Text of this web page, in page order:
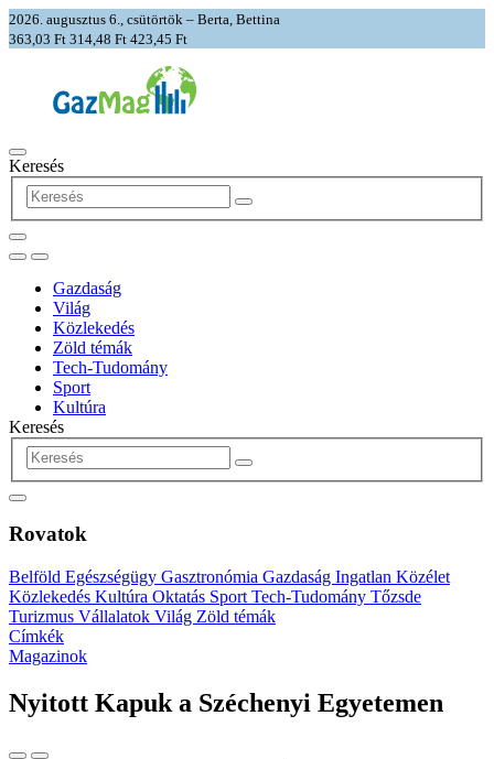
2026. augusztus 6., csütörtök – Berta, Bettina
363,03 Ft 314,48 Ft 423,45 Ft
Keresés
Gazdaság
Világ
Közlekedés
Zöld témák
Tech-Tudomány
Sport
Kultúra
Keresés
Rovatok
Belföld Egészségügy Gasztronómia Gazdaság Ingatlan Közélet
Közlekedés Kultúra Oktatás Sport Tech-Tudomány Tőzsde
Turizmus Vállalatok Világ Zöld témák
Címkék
Magazinok
Nyitott Kapuk a Széchenyi Egyetemen